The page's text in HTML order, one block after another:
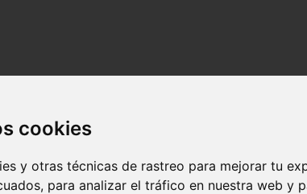
cookies
y otras técnicas de rastreo para mejorar tu
para analizar el tráfico en nuestra web y
la categoría ducha. Artículos actualizados y contenido de